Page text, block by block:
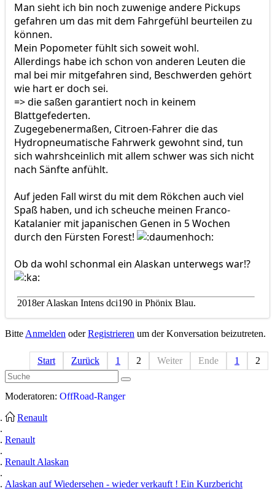
Man sieht ich bin noch zuwenige andere Pickups
gefahren um das mit dem Fahrgefühl beurteilen zu
können.
Mein Popometer fühlt sich soweit wohl.
Allerdings habe ich schon von anderen Leuten die
mal bei mir mitgefahren sind, Beschwerden gehört
wie hart er doch sei.
=> die saßen garantiert noch in keinem
Blattgefederten.
Zugegebenermaßen, Citroen-Fahrer die das
Hydropneumatische Fahrwerk gewohnt sind, tun
sich wahrshceinlich mit allem schwer was sich nicht
nach Sänfte anfühlt.
Auf jeden Fall wirst du mit dem Rökchen auch viel
Spaß haben, und ich scheuche meinen Franco-
Katalanier mit japanischen Genen in 5 Wochen
durch den Fürsten Forest!
Ob da wohl schonmal ein Alaskan unterwegs war!?
2018er Alaskan Intens dci190 in Phönix Blau.
Bitte Anmelden oderRegistrieren um der Konversation beizutreten.
Start Zurück 1 2 Weiter Ende 1 2
Moderatoren: OffRoad-Ranger
Renault
Renault
Renault Alaskan
Alaskan auf Wiedersehen - wieder verkauft ! Ein Kurzbericht